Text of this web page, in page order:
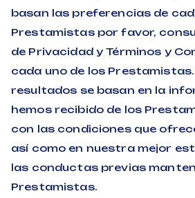
basan las preferencias de
Prestamistas por favor,
de Privacidad y Términos y
cada uno de los
resultados se basan en la
hemos recibido de los
con las condiciones que
así como en nuestra mejor
las conductas previas
Prestamistas.